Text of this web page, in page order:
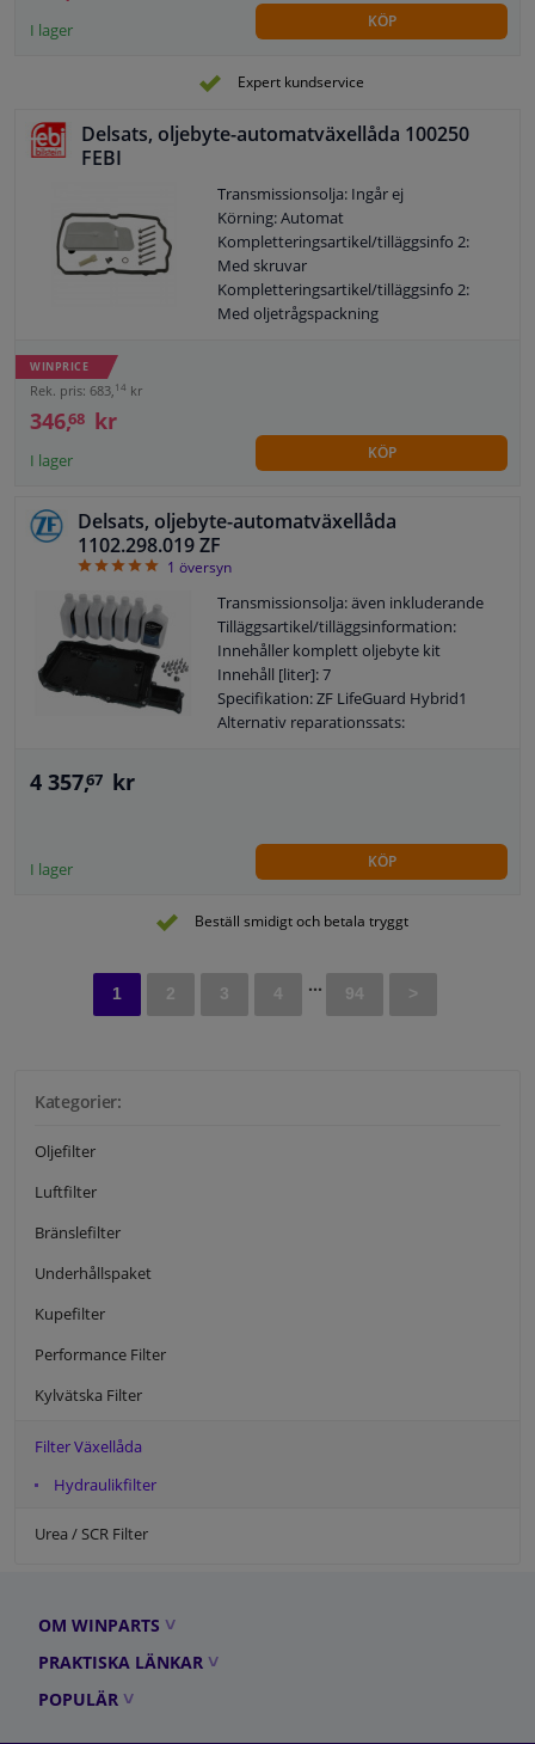
Kategorier:
Oljefilter
Luftfilter
Bränslefilter
Underhållspaket
Kupefilter
Performance Filter
Kylvätska Filter
Filter Växellåda
Hydraulikfilter
Urea / SCR Filter
I lager KÖP
Expert kundservice
Delsats, oljebyte-automatväxellåda 100250
FEBI
Transmissionsolja: Ingår ej
Körning: Automat
Kompletteringsartikel/tilläggsinfo 2:
Med skruvar
Kompletteringsartikel/tilläggsinfo 2:
Med oljetrågspackning
Packningsmaterial: ACM (polyakryl-
WINPRICE
Rek. pris: 683,14 kr
346,68 kr
I lager KÖP
Delsats, oljebyte-automatväxellåda
1102.298.019 ZF
51 översyn
Transmissionsolja: även inkluderande
Tilläggsartikel/tilläggsinformation:
Innehåller komplett oljebyte kit
Innehåll [liter]: 7
Specifikation: ZF LifeGuard Hybrid1
Alternativ reparationssats:
4 357,67 kr
I lager KÖP
Beställ smidigt och betala tryggt
1 2 3 4 ... 94 >
OM WINPARTS
PRAKTISKA LÄNKAR
POPULÄR